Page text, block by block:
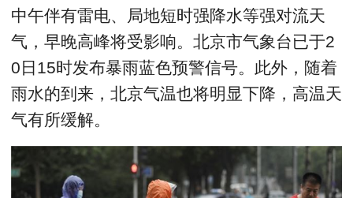
中午伴有雷电、局地短时强降水等强对流天
气，早晚高峰将受影响。北京市气象台已于2
0日15时发布暴雨蓝色预警信号。此外，随着
雨水的到来，北京气温也将明显下降，高温天
气有所缓解。